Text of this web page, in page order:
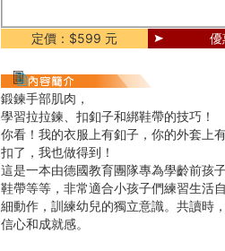
定價：$599 元
鍛鍊手部肌肉，
學習拉拉鍊、扣釦子和綁鞋帶的技巧！
你看！我的衣服上有釦子，你的外套上
扣了，我也做得到！
這是一本由德國教育團隊專為學齡前孩
鞋帶等等，非常適合小孩子們練習生活
細動作，訓練幼兒的獨立意識。共讀時
信心和成就感。